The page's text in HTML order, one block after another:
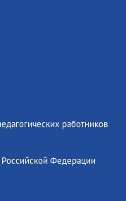
работников
Федерации